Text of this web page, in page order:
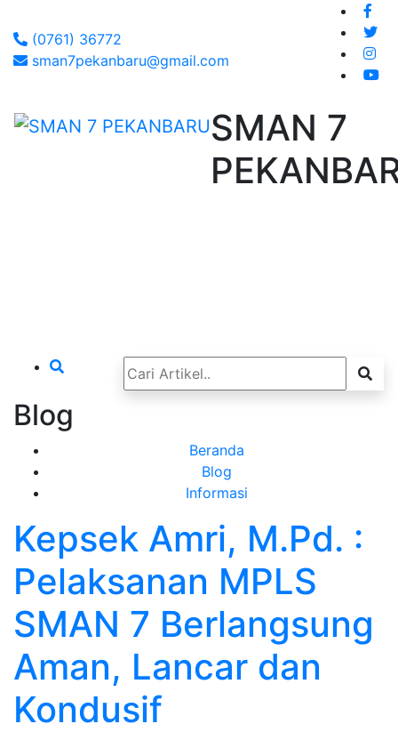
(0761) 36772
sman7pekanbaru@gmail.com
SMAN 7
Blog
Beranda
Blog
Informasi
Kepsek Amri, M.Pd. :
Pelaksanan MPLS
SMAN 7 Berlangsung
Aman, Lancar dan
Kondusif